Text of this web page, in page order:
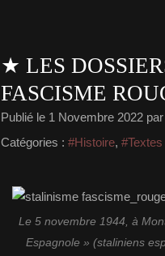
★ LES
FASCISME
Publié le 1 Novembre 2022
Catégories : #Histoire,
Le 5 novembre 1944, à
Espagnole » (staliniens